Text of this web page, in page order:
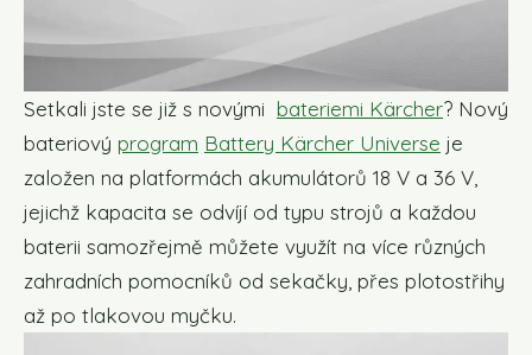
Setkali jste se již s novými bateriemi Kärcher? Nový
bateriový program Battery Kärcher Universe je
založen na platformách akumulátorů 18 V a 36 V,
jejichž kapacita se odvíjí od typu strojů a každou
baterii samozřejmě můžete využít na více různých
zahradních pomocníků od sekačky, přes plotostřihy
až po tlakovou myčku.